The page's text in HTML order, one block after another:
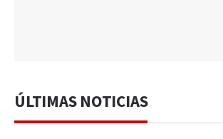
ÚLTIMAS NOTICIAS